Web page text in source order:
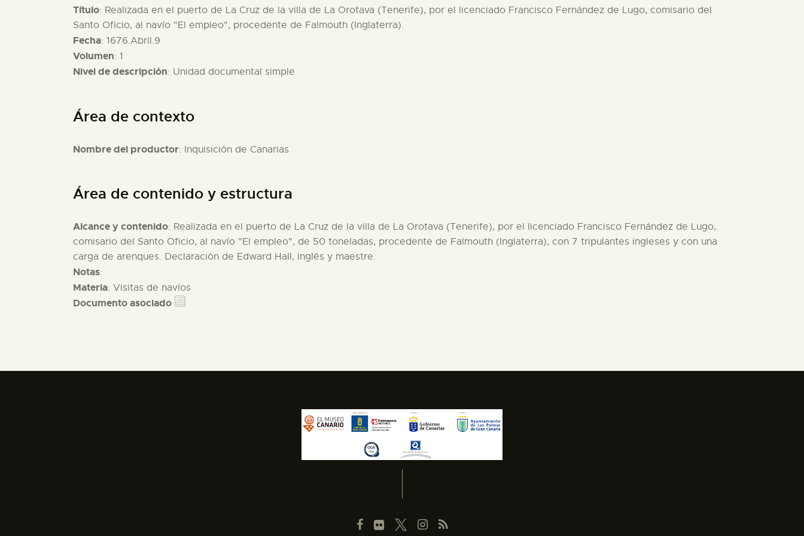
Título: Realizada en el puerto de La Cruz de la villa de La Orotava (Tenerife), por el licenciado Francisco Fernández de Lugo, comisario del
Santo Oficio, al navío "El empleo", procedente de Falmouth (Inglaterra).
Fecha: 1676.Abril.9
Volumen: 1
Nivel de descripción: Unidad documental simple
Área de contexto
Nombre del productor: Inquisición de Canarias
Área de contenido y estructura
Alcance y contenido: Realizada en el puerto de La Cruz de la villa de La Orotava (Tenerife), por el licenciado Francisco Fernández de Lugo,
comisario del Santo Oficio, al navío "El empleo", de 50 toneladas, procedente de Falmouth (Inglaterra), con 7 tripulantes ingleses y con una
carga de arenques. Declaración de Edward Hall, inglés y maestre.
Notas:
Materia: Visitas de navíos
Documento asociado